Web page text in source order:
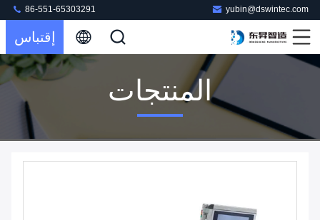
yubin@dswintec.com
86-551-65303291
إقتباس
المنتجات